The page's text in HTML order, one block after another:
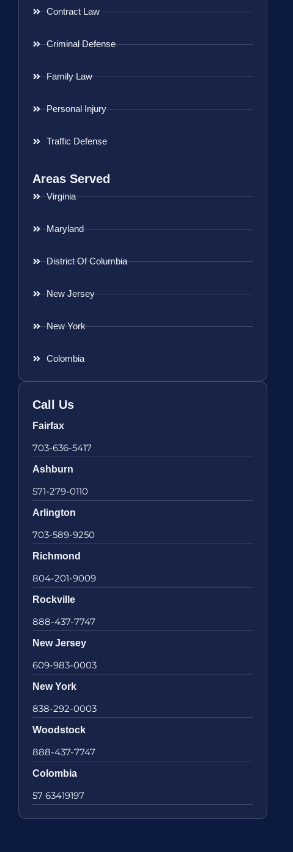
Contract Law
Criminal Defense
Family Law
Personal Injury
Traffic Defense
Areas Served
Virginia
Maryland
District Of Columbia
New Jersey
New York
Colombia
Call Us
Fairfax
703-636-5417
Ashburn
571-279-0110
Arlington
703-589-9250
Richmond
804-201-9009
Rockville
888-437-7747
New Jersey
609-983-0003
New York
838-292-0003
Woodstock
888-437-7747
Colombia
57 63419197